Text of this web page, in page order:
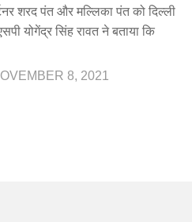
शरद पंत और मल्लिका पंत को दिल्ली
योगेंद्र सिंह रावत ने बताया कि
8, 2021